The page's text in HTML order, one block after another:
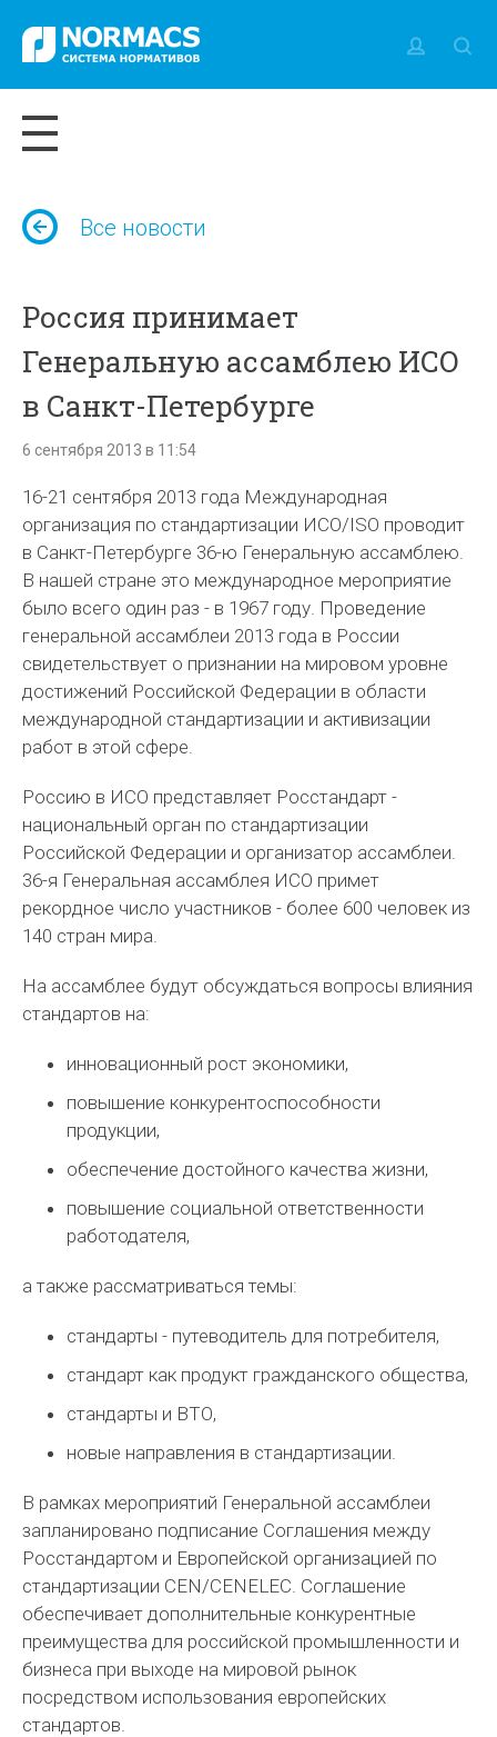
Все новости
Россия принимает
Генеральную ассамблею ИСО
в Санкт-Петербурге
6 сентября 2013 в 11:54
16-21 сентября 2013 года Международная
организация по стандартизации ИСО/ISO проводит
в Санкт-Петербурге 36-ю Генеральную ассамблею.
В нашей стране это международное мероприятие
было всего один раз - в 1967 году. Проведение
генеральной ассамблеи 2013 года в России
свидетельствует о признании на мировом уровне
достижений Российской Федерации в области
международной стандартизации и активизации
работ в этой сфере.
Россию в ИСО представляет Росстандарт -
национальный орган по стандартизации
Российской Федерации и организатор ассамблеи.
36-я Генеральная ассамблея ИСО примет
рекордное число участников - более 600 человек из
140 стран мира.
На ассамблее будут обсуждаться вопросы влияния
стандартов на:
инновационный рост экономики,
повышение конкурентоспособности
продукции,
обеспечение достойного качества жизни,
повышение социальной ответственности
работодателя,
а также рассматриваться темы:
стандарты - путеводитель для потребителя,
стандарт как продукт гражданского общества,
стандарты и ВТО,
новые направления в стандартизации.
В рамках мероприятий Генеральной ассамблеи
запланировано подписание Соглашения между
Росстандартом и Европейской организацией по
стандартизации CEN/CENELEC. Соглашение
обеспечивает дополнительные конкурентные
преимущества для российской промышленности и
бизнеса при выходе на мировой рынок
посредством использования европейских
стандартов.